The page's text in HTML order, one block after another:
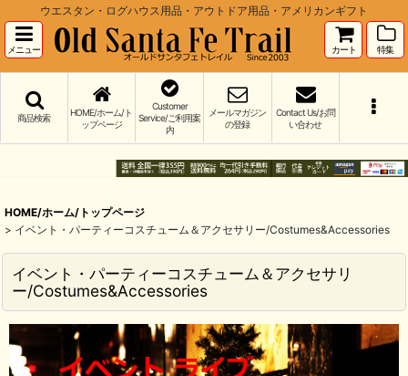
ウエスタン・ログハウス用品・アウトドア用品・アメリカンギフト
メニュー カート 特集
商品検索
HOME/ホーム/ト
ップページ
Customer
Service/ご利用案
内
メールマガジン
の登録
Contact Us/お問
い合わせ
HOME/ホーム/トップページ
> イベント・パーティーコスチューム＆アクセサリー/Costumes&Accessories
イベント・パーティーコスチューム＆アクセサリ
ー/Costumes&Accessories